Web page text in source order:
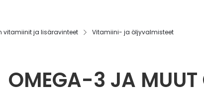
vitamiinit ja lisäravinteet Vitamiini- ja öljyvalmisteet
OMEGA-3 JA MUUT